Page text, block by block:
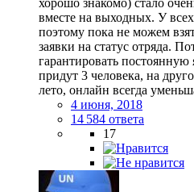
вместе на выходных. У
поэтому пока не можем
заявки на статус отряда.
гарантировать
придут 3 человека, на
лето, онлайн всегда
4 июня, 2018
14 584 ответа
17